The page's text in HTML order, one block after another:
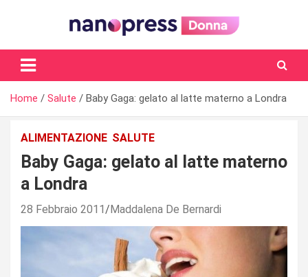
Il magazine femminile di Nanopress.it
Home Salute Baby Gaga: gelato al latte materno a Londra
ALIMENTAZIONE SALUTE
Baby Gaga: gelato al latte materno
a Londra
28 Febbraio 2011 Maddalena De Bernardi